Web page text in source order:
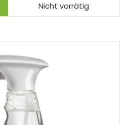
Nicht vorrätig